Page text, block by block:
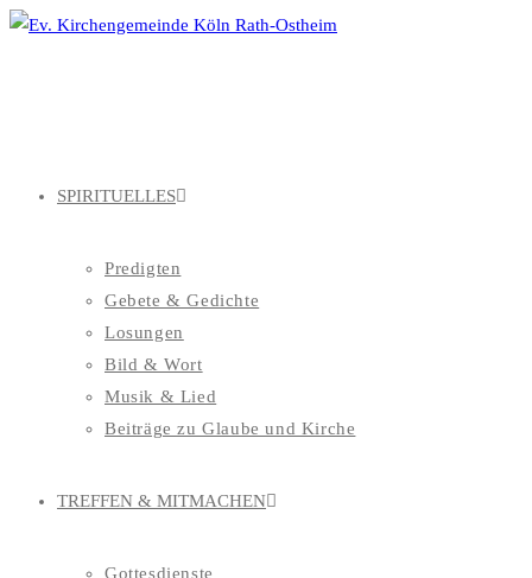
Zum
SPIRITUELLES
Predigten
Gebete & Gedichte
Losungen
Bild & Wort
Musik & Lied
Beiträge zu Glaube und Kirche
TREFFEN & MITMACHEN
Gottesdienste